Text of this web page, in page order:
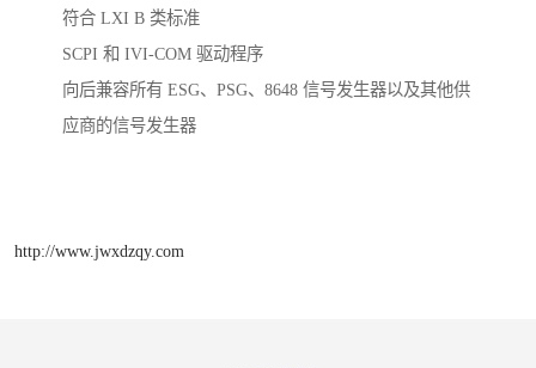
符合 LXI B 类标准
SCPI 和 IVI-COM 驱动程序
向后兼容所有 ESG、PSG、8648 信号发生器以及其他供
应商的信号发生器
http://www.jwxdzqy.com